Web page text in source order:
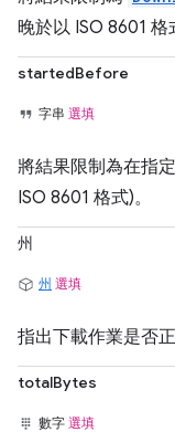
晚於以 ISO 8601 格
startedBefore
字串 選填
將結果限制為在指
ISO 8601 格式)。
州
州 選填
指出下載作業是否
totalBytes
數字 選填